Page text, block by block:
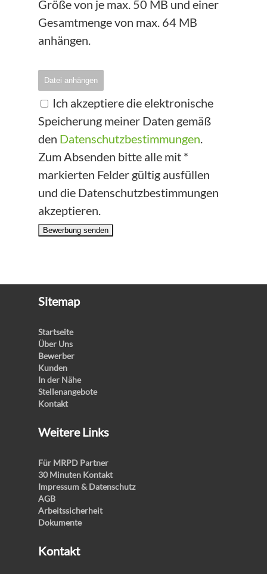
Größe von je max. 50 MB und einer
Gesamtmenge von max. 64 MB
anhängen.
Datei anhängen
Ich akzeptiere die elektronische
Speicherung meiner Daten gemäß
den Datenschutzbestimmungen.
Zum Absenden bitte alle mit *
markierten Felder gültig ausfüllen
und die Datenschutzbestimmungen
akzeptieren.
Bewerbung senden
Sitemap
Startseite
Über Uns
Bewerber
Kunden
In der Nähe
Stellenangebote
Kontakt
Weitere Links
Für MRPD Partner
30 Minuten Kontakt
Impressum & Datenschutz
AGB
Arbeitssicherheit
Dokumente
Kontakt